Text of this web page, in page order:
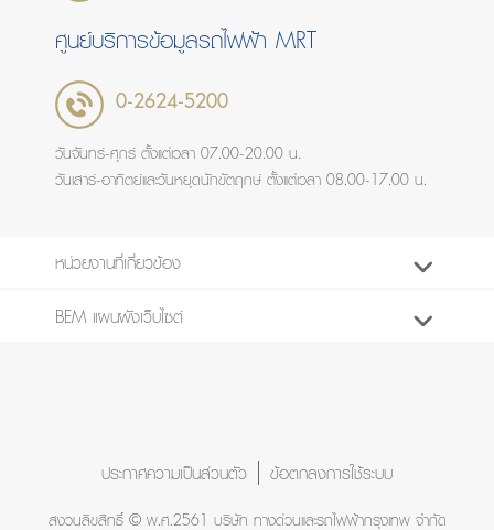
ศูนย์บริการข้อมูลรถไฟฟ้า MRT
0-2624-5200
วันจันทร์-ศุกร์ ตั้งแต่เวลา 07.00-20.00 น.
วันเสาร์-อาทิตย์และวันหยุดนักขัตฤกษ์ ตั้งแต่เวลา 08.00-17.00 น.
หน่วยงานที่เกี่ยวข้อง
BEM แผนผังเว็บไซต์
ประกาศความเป็นส่วนตัว ข้อตกลงการใช้ระบบ
สงวนลิขสิทธิ์ © พ.ศ.2561 บริษัท ทางด่วนและรถไฟฟ้ากรุงเทพ จำกัด